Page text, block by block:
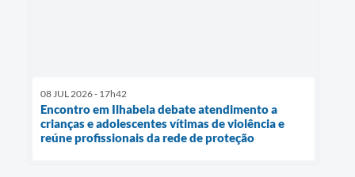
08 JUL 2026 - 17h42
Encontro em Ilhabela debate atendimento a
crianças e adolescentes vítimas de violência e
reúne profissionais da rede de proteção